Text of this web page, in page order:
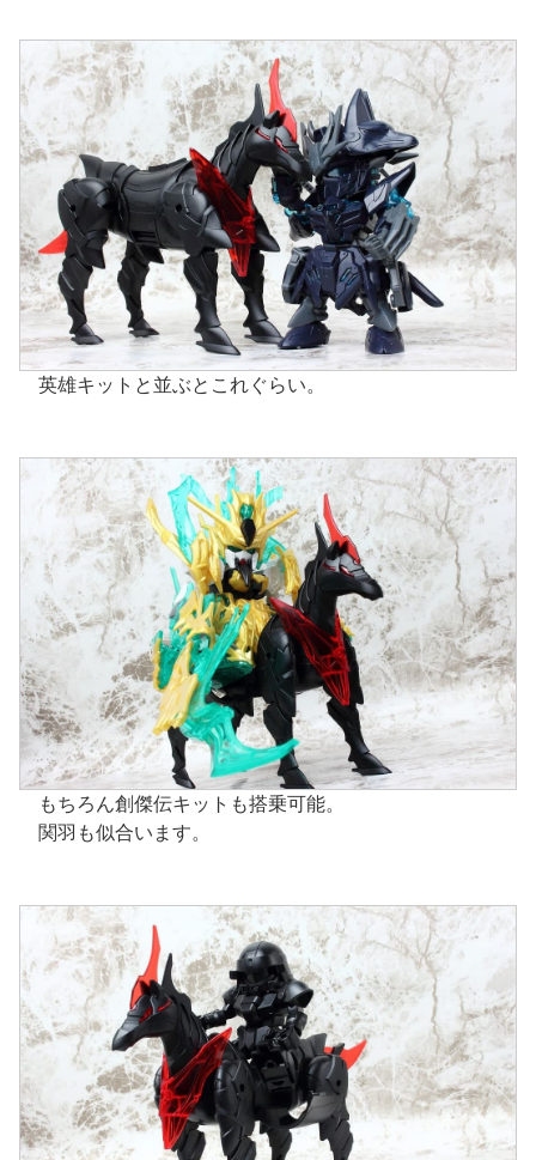
英雄キットと並ぶとこれぐらい。
もちろん創傑伝キットも搭乗可能。
関羽も似合います。